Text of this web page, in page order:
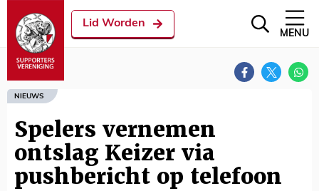
Lid Worden
MENU
NIEUWS
Spelers vernemen
ontslag Keizer via
pushbericht op telefoon